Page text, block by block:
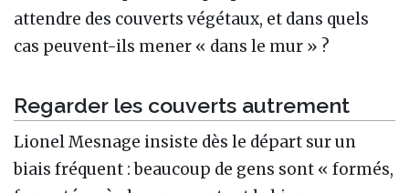
attendre des couverts végétaux, et dans quels
cas peuvent-ils mener « dans le mur » ?
Regarder les couverts autrement
Lionel Mesnage insiste dès le départ sur un
biais fréquent : beaucoup de gens sont « formés,